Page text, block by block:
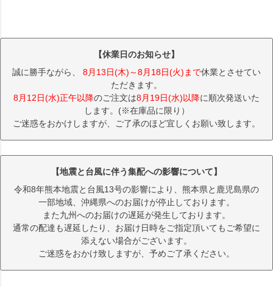
【休業日のお知らせ】
誠に勝手ながら、 8月13日(木)～8月18日(火)まで休業とさせてい
ただきます。
8月12日(水)正午以降のご注文は8月19日(水)以降に順次発送いた
します。(※在庫品に限り）
ご迷惑をおかけしますが、ご了承のほど宜しくお願い致します。
【地震と台風に伴う集配への影響について】
令和8年熊本地震と台風13号の影響により、熊本県と鹿児島県の
一部地域、沖縄県へのお届けが停止しております。
また九州へのお届けの遅延が発生しております。
通常の配達も遅延したり、お届け日時をご指定頂いてもご希望に
添えない場合がございます。
ご迷惑をおかけ致しますが、予めご了承ください。